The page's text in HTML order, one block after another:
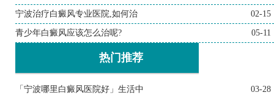
宁波治疗白癜风专业医院,如何治 02-15
青少年白癜风应该怎么治呢? 05-11
热门推荐
「宁波哪里白癜风医院好」生活中 03-28